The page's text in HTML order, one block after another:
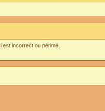
est incorrect ou périmé.